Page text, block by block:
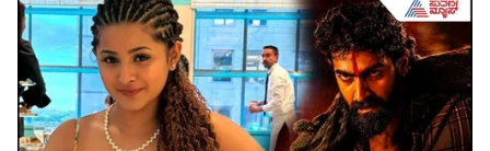
"ರಾಜಕೀಯ ಬೇಡ, ಸಿನಿಮಾನೇ ಪ್ರಾಣ":
ಕನಕೋತ್ಸವದಲ್ಲಿ ರಿಷಬ್ ಶೆಟ್ಟಿ | Rishab
Shetty speech | Suvarna News